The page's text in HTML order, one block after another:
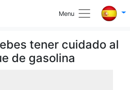
Menu
tener cuidado al
de gasolina